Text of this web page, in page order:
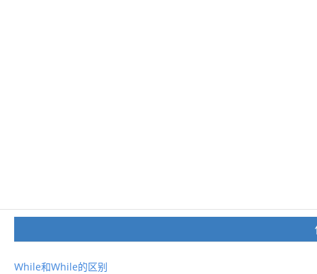
While和While的区别